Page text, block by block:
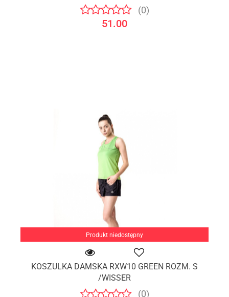
(0)
51.00
Produkt niedostępny
KOSZULKA DAMSKA RXW10 GREEN ROZM. S
/WISSER
(0)